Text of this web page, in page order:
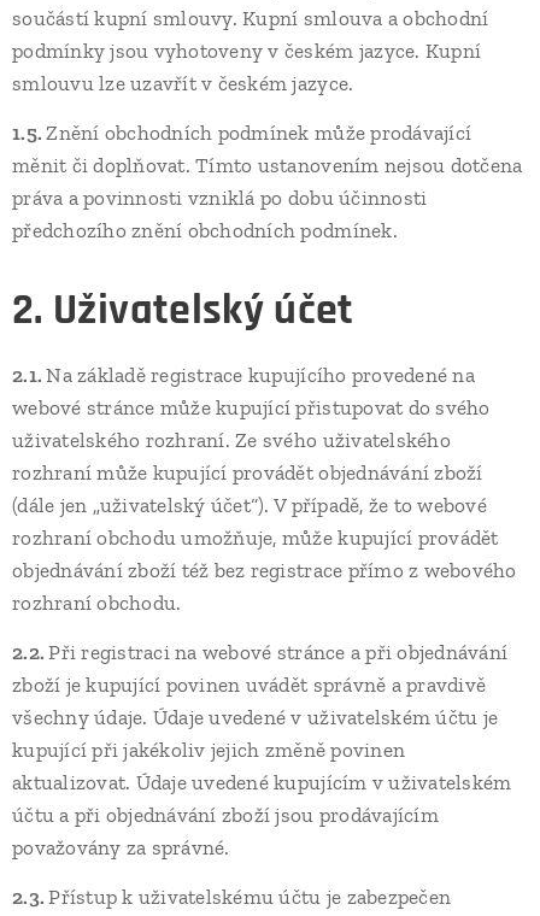
součástí kupní smlouvy. Kupní smlouva a obchodní
podmínky jsou vyhotoveny v českém jazyce. Kupní
smlouvu lze uzavřít v českém jazyce.
1.5.Znění obchodních podmínek může prodávající
měnit či doplňovat. Tímto ustanovením nejsou dotčena
práva a povinnosti vzniklá po dobu účinnosti
předchozího znění obchodních podmínek.
2. Uživatelský účet
2.1.Na základě registrace kupujícího provedené na
webové stránce může kupující přistupovat do svého
uživatelského rozhraní. Ze svého uživatelského
rozhraní může kupující provádět objednávání zboží
(dále jen „uživatelský účet“). V případě, že to webové
rozhraní obchodu umožňuje, může kupující provádět
objednávání zboží též bez registrace přímo z webového
rozhraní obchodu.
2.2.Při registraci na webové stránce a při objednávání
zboží je kupující povinen uvádět správně a pravdivě
všechny údaje. Údaje uvedené v uživatelském účtu je
kupující při jakékoliv jejich změně povinen
aktualizovat. Údaje uvedené kupujícím v uživatelském
účtu a při objednávání zboží jsou prodávajícím
považovány za správné.
2.3.Přístup k uživatelskému účtu je zabezpečen